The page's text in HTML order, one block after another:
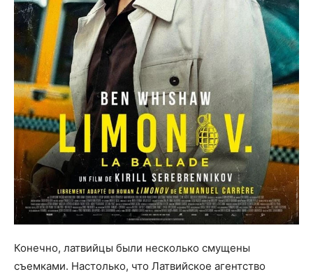
Конечно, латвийцы были несколько смущены
съемками. Настолько, что Латвийское агентство